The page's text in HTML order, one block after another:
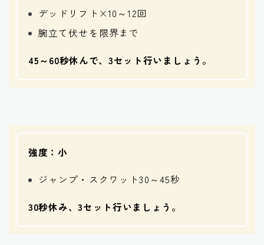
デッドリフト×10～12回
腕立て伏せを限界まで
45～60秒休んで、3セット行いましょう。
強度：小
ジャンプ・スクワット30～45秒
30秒休み、3セット行いましょう。